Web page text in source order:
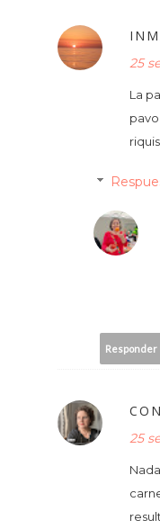
25
La
Responder
25